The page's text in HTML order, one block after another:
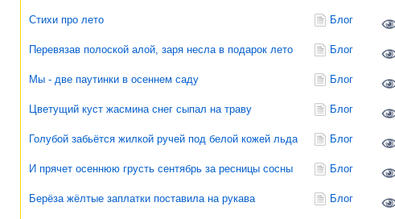
Стихи про лето Блог
Перевязав полоской алой, заря несла в подарок лето Блог
Мы - две паутинки в осеннем саду Блог
Цветущий куст жасмина снег сыпал на траву Блог
Голубой забьётся жилкой ручей под белой кожей льда Блог
И прячет осеннюю грусть сентябрь за ресницы сосны Блог
Берёза жёлтые заплатки поставила на рукава Блог